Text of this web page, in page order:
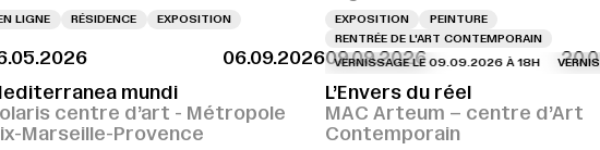
LIGNE RÉSIDENCE EXPOSITION EXPOSITION
PEINTURE
RENTRÉE DE L'ART CONTEMPORAIN
06.09.2026
mundi
centre d’art - Métropole
Marseille-Provence
09.09.2026
VERNISSAGE LE 09.09.2026 À 18H
L’Envers du réel
MAC Arteum – centre d’Art
Contemporain